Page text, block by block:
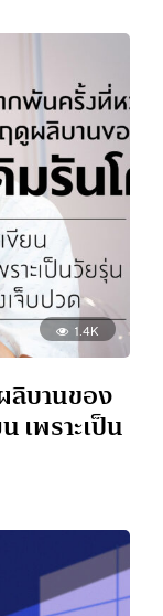
1.4K
ลิบานของ
เพราะเป็น